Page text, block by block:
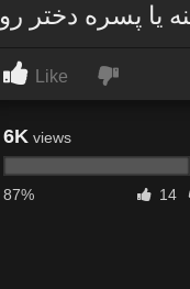
یا پسره دختر رو
Like
6K views
87% 14